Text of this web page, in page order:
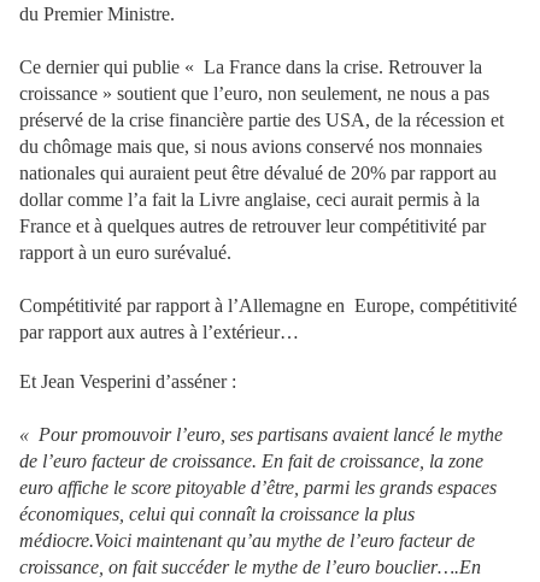
du Premier Ministre.
Ce dernier qui publie « La France dans la crise. Retrouver la
croissance » soutient que l’euro, non seulement, ne nous a pas
préservé de la crise financière partie des USA, de la récession et
du chômage mais que, si nous avions conservé nos monnaies
nationales qui auraient peut être dévalué de 20% par rapport au
dollar comme l’a fait la Livre anglaise, ceci aurait permis à la
France et à quelques autres de retrouver leur compétitivité par
rapport à un euro surévalué.
Compétitivité par rapport à l’Allemagne en Europe, compétitivité
par rapport aux autres à l’extérieur…
Et Jean Vesperini d’asséner :
« Pour promouvoir l’euro, ses partisans avaient lancé le mythe
de l’euro facteur de croissance. En fait de croissance, la zone
euro affiche le score pitoyable d’être, parmi les grands espaces
économiques, celui qui connaît la croissance la plus
médiocre.Voici maintenant qu’au mythe de l’euro facteur de
croissance, on fait succéder le mythe de l’euro bouclier….En